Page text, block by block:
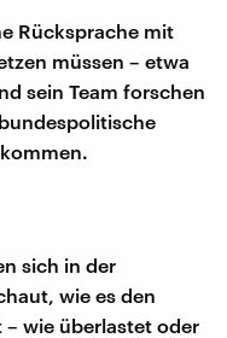
Rücksprache mit
müssen – etwa
sein Team forschen
sich in der
wie es den
wie überlastet oder